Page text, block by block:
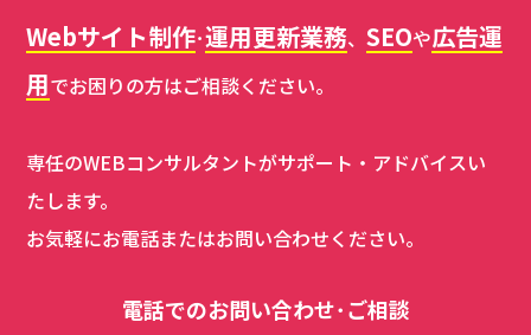
Webサイト制作･運用更新業務、SEOや広告運
用でお困りの方はご相談ください。
専任のWEBコンサルタントがサポート・アドバイスい
たします。
お気軽にお電話またはお問い合わせください。
電話でのお問い合わせ･ご相談